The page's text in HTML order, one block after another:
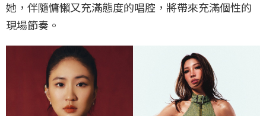
她，伴隨慵懶又充滿態度的唱腔，將帶來充滿個性的
現場節奏。